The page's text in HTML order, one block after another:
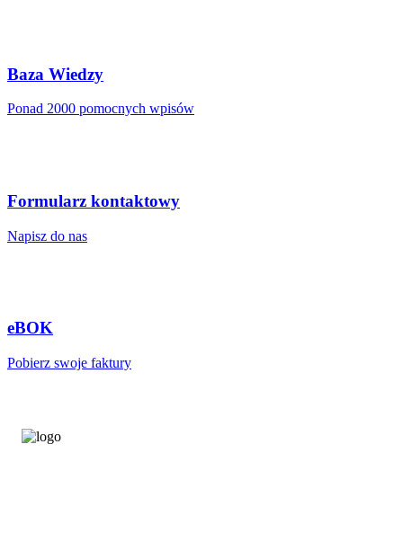
Baza Wiedzy
Ponad 2000 pomocnych wpisów
Formularz kontaktowy
Napisz do nas
eBOK
Pobierz swoje faktury